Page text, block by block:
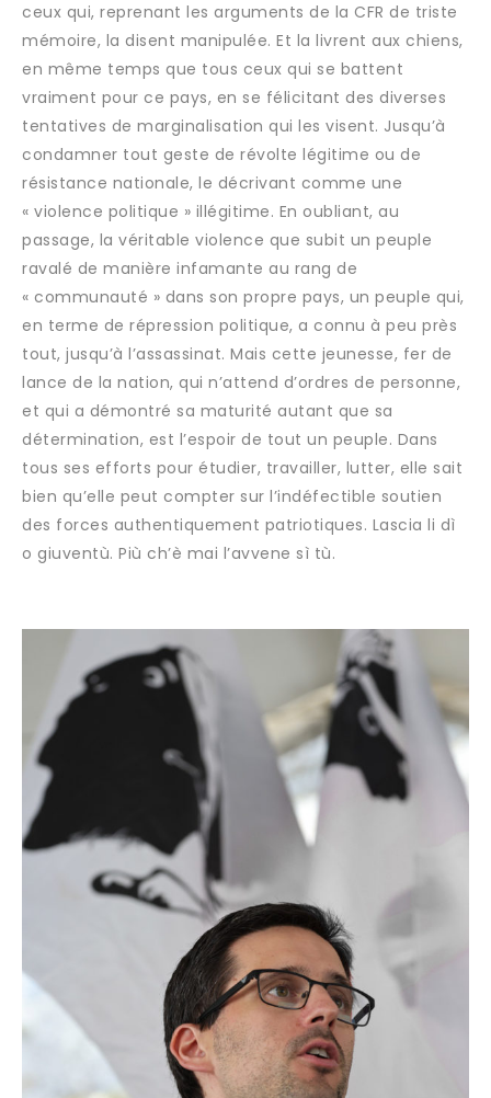
ceux qui, reprenant les arguments de la CFR de triste
mémoire, la disent manipulée. Et la livrent aux chiens,
en même temps que tous ceux qui se battent
vraiment pour ce pays, en se félicitant des diverses
tentatives de marginalisation qui les visent. Jusqu’à
condamner tout geste de révolte légitime ou de
résistance nationale, le décrivant comme une
« violence politique » illégitime. En oubliant, au
passage, la véritable violence que subit un peuple
ravalé de manière infamante au rang de
« communauté » dans son propre pays, un peuple qui,
en terme de répression politique, a connu à peu près
tout, jusqu’à l’assassinat. Mais cette jeunesse, fer de
lance de la nation, qui n’attend d’ordres de personne,
et qui a démontré sa maturité autant que sa
détermination, est l’espoir de tout un peuple. Dans
tous ses efforts pour étudier, travailler, lutter, elle sait
bien qu’elle peut compter sur l’indéfectible soutien
des forces authentiquement patriotiques. Lascia li dì
o giuventù. Più ch’è mai l’avvene sì tù.